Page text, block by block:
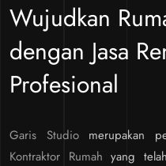
Wujudkan
dengan Jasa
Profesional
Garis Studiomerupakan
Kontraktor Rumah yang